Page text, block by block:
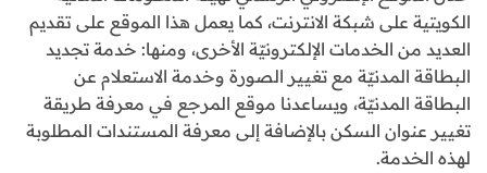
الكويتية على شبكة الانترنت، كما يعمل هذا الموقع على تقديم
العديد من الخدمات الإلكترونيّة الأخرى، ومنها: خدمة تجديد
البطاقة المدنيّة مع تغيير الصورة وخدمة الاستعلام عن
البطاقة المدنيّة، ويساعدنا موقع المرجع في معرفة طريقة
تغيير عنوان السكن بالإضافة إلى معرفة المستندات المطلوبة
لهذه الخدمة.